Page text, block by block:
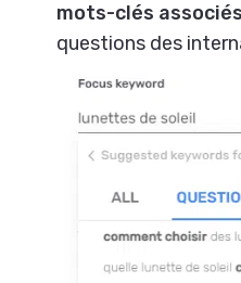
mots-clés associés
questions des